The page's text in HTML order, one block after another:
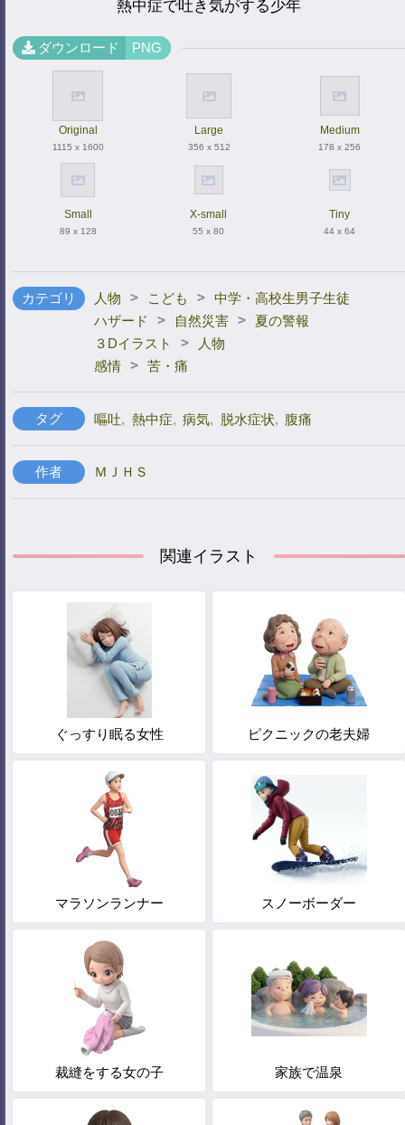
熱中症で吐き気がする少年
ダウンロード PNG
Original
1115 x 1600
Large
356 x 512
Medium
178 x 256
Small
89 x 128
X-small
55 x 80
Tiny
44 x 64
カテゴリ 人物 > こども > 中学・高校生男子生徒
ハザード
> 自然災害 >
夏の警報
３Dイラスト
>
人物
感情 > 苦・痛
タグ 嘔吐, 熱中症, 病気, 脱水症状, 腹痛
作者 ＭＪＨＳ
関連イラスト
ぐっすり眠る女性 ピクニックの老夫婦
マラソンランナー スノーボーダー
裁縫をする女の子 家族で温泉